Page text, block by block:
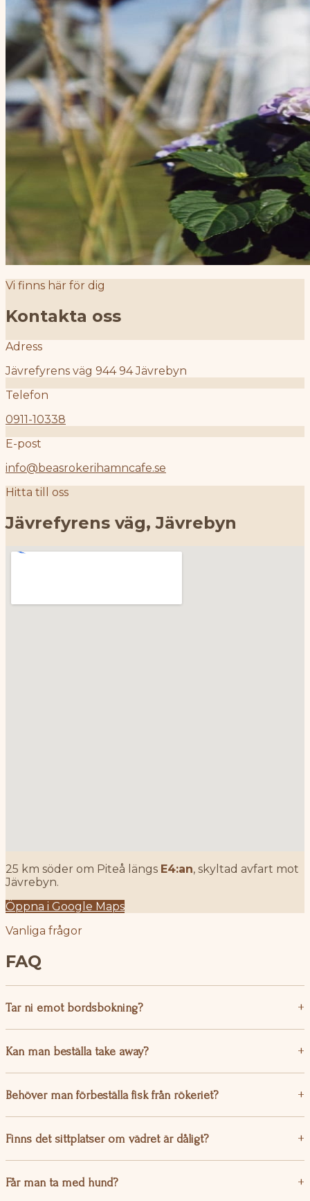
Vi finns här för dig
Kontakta oss
Adress
Jävrefyrens väg 944 94 Jävrebyn
Telefon
0911-10338
E-post
info@beasrokerihamncafe.se
Hitta till oss
Jävrefyrens väg, Jävrebyn
25 km söder om Piteå längs E4:an, skyltad avfart mot
Jävrebyn.
Öppna i Google Maps
Vanliga frågor
FAQ
Tar ni emot bordsbokning?
Kan man beställa take away?
Behöver man förbeställa fisk från rökeriet?
Finns det sittplatser om vädret är dåligt?
Får man ta med hund?